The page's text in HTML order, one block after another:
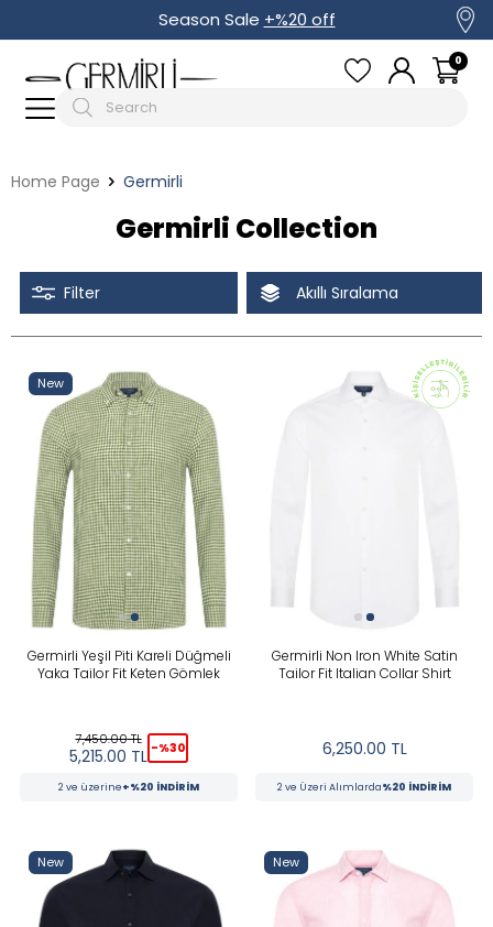
Season Sale +%20 off
0
Home Page Germirli
Germirli Collection
Filter
Tüm Filtreleri Kaldır Filter Selected
Discounted
In Stock
New
PRICE
Akıllı Sıralama
New
Germirli Yeşil Piti Kareli Düğmeli
Yaka Tailor Fit Keten Gömlek
7,450.00TL
5,215.00 TL -%30
2 ve üzerine+%20 İNDİRİM
Germirli Non Iron White Satin
Tailor Fit Italian Collar Shirt
6,250.00 TL
2 ve Üzeri Alımlarda%20 İNDİRİM
New New